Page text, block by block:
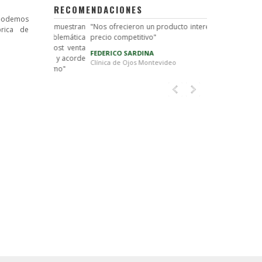
de
RECOMENDACIONES
demuestran
"Nos ofrecieron un producto interesante a un
precio competitivo"
FEDERICO SARDINA
Clínica de Ojos Montevideo